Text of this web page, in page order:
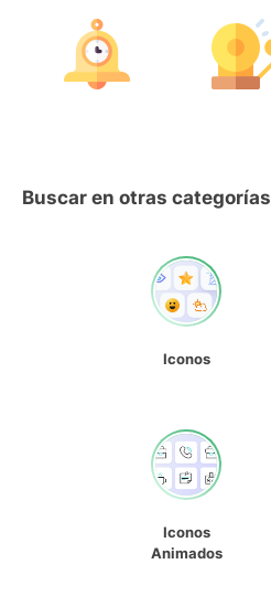
Buscar en otras categorías
Iconos
Iconos
Animados